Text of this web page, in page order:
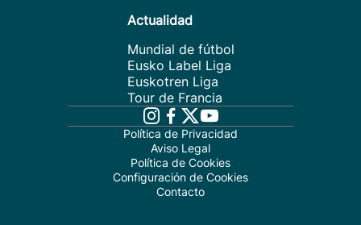
Actualidad
Mundial de fútbol
Eusko Label Liga
Euskotren Liga
Tour de Francia
Política de Privacidad
Aviso Legal
Política de Cookies
Configuración de Cookies
Contacto